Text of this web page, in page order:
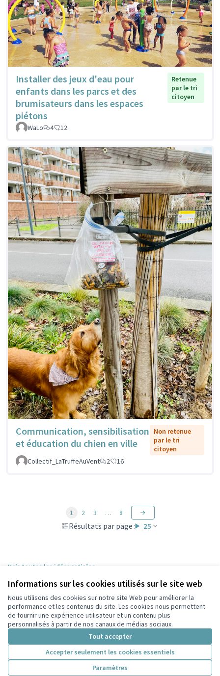
Informations sur les cookies utilisés sur le site web
Nous utilisons des cookies sur notre site Web pour améliorer la
performance et les contenus du site. Les cookies nous permettent
de fournir une expérience utilisateur et un contenu plus
personnalisés à partir de nos canaux de médias sociaux.
Tout accepter
Accepter seulement les cookies essentiels
Paramètres
Installer des jeux d'eau pour
enfants dans les parcs et des
brumisateurs dans les espaces
piétons
Retenue
par le tri
citoyen
WaLo 4 12
Communication, sensibilisation
et éducation du chien en ville
Non retenue
par le tri
citoyen
Collectif_LaTruffeAuVent
2 16
Résultats par page : 25
1 2 3 … 8
Voir toutes les idées retirées
Conditions d'utilisation
Paramètres des cookies
Participez Villeurbanne sur X
(Lien externe)
Participez Villeurbanne sur Facebook
Participez Villeurbanne sur Instagram
Participez Villeurbanne sur YouTube
(Lien externe)
Site réalisé grâce aulogiciel libre Decidim .
Licence
(Lien